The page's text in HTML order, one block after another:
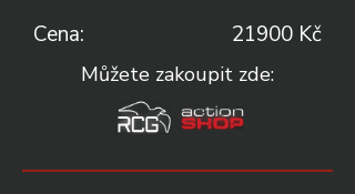
Cena:
21900 Kč
Můžete zakoupit zde: